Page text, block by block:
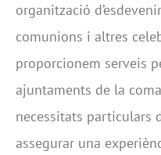
organització
comunions i altres
proporcionem serveis
ajuntaments de la
necessitats particulars
assegurar una